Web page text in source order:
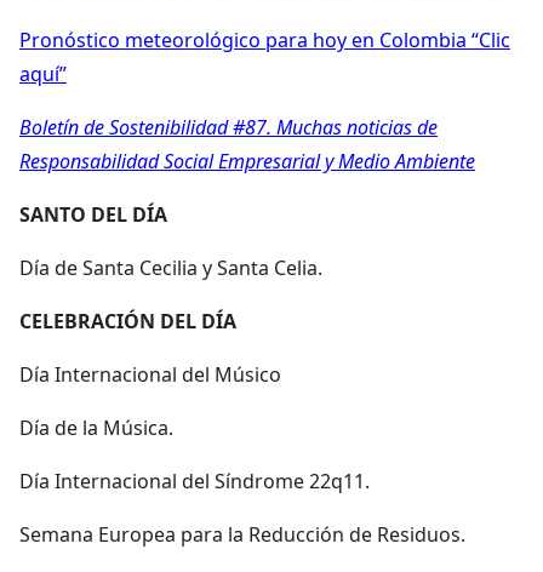
Pronóstico meteorológico para hoy en Colombia “Clic
aquí”
Boletín de Sostenibilidad #87. Muchas noticias de
Responsabilidad Social Empresarial y Medio Ambiente
SANTO DEL DÍA
Día de Santa Cecilia y Santa Celia.
CELEBRACIÓN DEL DÍA
Día Internacional del Músico
Día de la Música.
Día Internacional del Síndrome 22q11.
Semana Europea para la Reducción de Residuos.